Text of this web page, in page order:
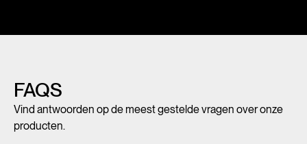
FAQS
Vind antwoorden op de meest gestelde vragen over onze
producten.